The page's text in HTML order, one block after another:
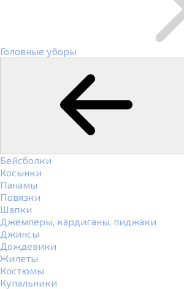
Головные уборы
Бейсболки
Косынки
Панамы
Повязки
Шапки
Джемперы, кардиганы, пиджаки
Джинсы
Дождевики
Жилеты
Костюмы
Купальники